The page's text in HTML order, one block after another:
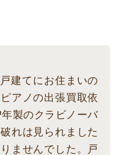
建てにお住まいの
アノの出張買取依
製のクラビノーバ
れは見られました
ませんでした。戸